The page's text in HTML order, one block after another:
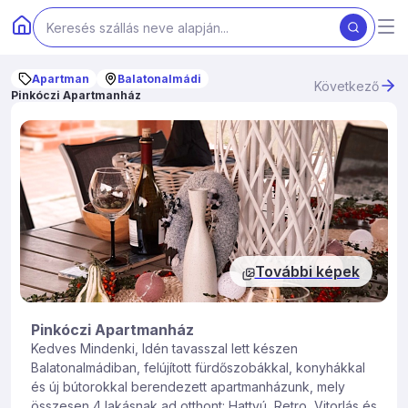
Apartman
Balatonalmádi
Pinkóczi Apartmanház
Következő
További képek
Pinkóczi Apartmanház
Kedves Mindenki, Idén tavasszal lett készen
Balatonalmádiban, felújított fürdőszobákkal, konyhákkal
és új bútorokkal berendezett apartmanházunk, mely